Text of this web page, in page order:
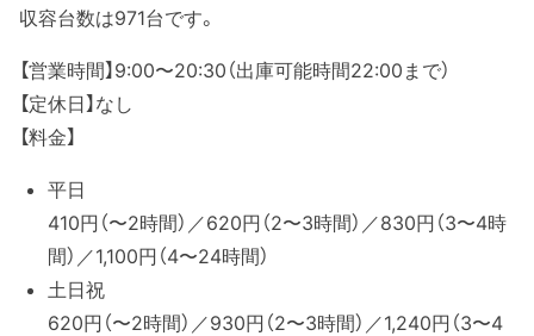
収容台数は971台です。
【営業時間】9:00〜20:30（出庫可能時間22:00まで）
【定休日】なし
【料金】
平日
410円（〜2時間）／620円（2〜3時間）／830円（3〜4時
間）／1,100円（4〜24時間）
土日祝
620円（〜2時間）／930円（2〜3時間）／1,240円（3〜4